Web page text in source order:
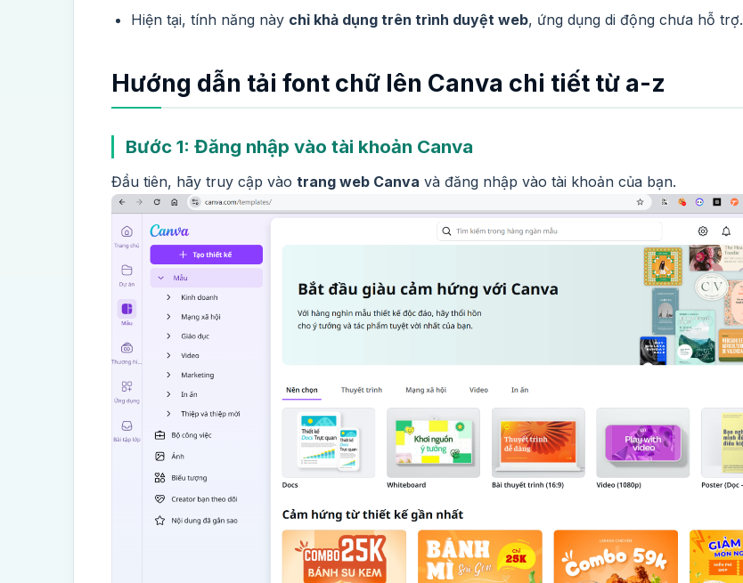
Hiện tại, tính năng này chỉ khả dụng trên trình duyệt web, ứng dụng di động chưa hỗ trợ.
Hướng dẫn tải font chữ lên Canva chi tiết từ a-z
Bước 1: Đăng nhập vào tài khoản Canva
Đầu tiên, hãy truy cập vào trang web Canva và đăng nhập vào tài khoản của bạn.